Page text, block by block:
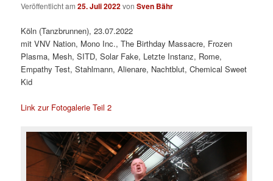
Veröffentlicht am25. Juli 2022vonSven Bähr
Köln (Tanzbrunnen), 23.07.2022
mit VNV Nation, Mono Inc., The Birthday Massacre, Frozen
Plasma, Mesh, SITD, Solar Fake, Letzte Instanz, Rome,
Empathy Test, Stahlmann, Alienare, Nachtblut, Chemical Sweet
Kid
Link zur Fotogalerie Teil 2